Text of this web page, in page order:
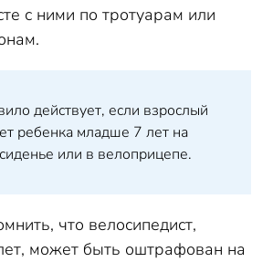
с ними по тротуарам или
действует, если взрослый
ребенка младше 7 лет на
или в велоприцепе.
что велосипедист,
может быть оштрафован на